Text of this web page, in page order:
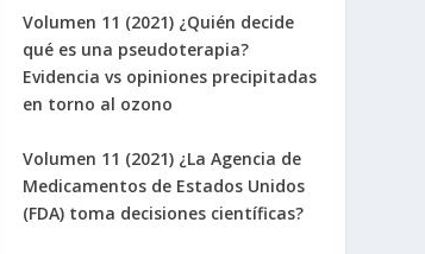
Volumen 11 (2021) ¿Quién decide
qué es una pseudoterapia?
Evidencia vs opiniones precipitadas
en torno al ozono
Volumen 11 (2021) ¿La Agencia de
Medicamentos de Estados Unidos
(FDA) toma decisiones científicas?